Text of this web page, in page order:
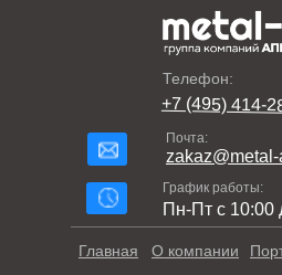
Телефон:
+7 (495) 414-
Почта:
zakaz@metal-
График работы:
Пн-Пт с 10:00
О компании
Главная